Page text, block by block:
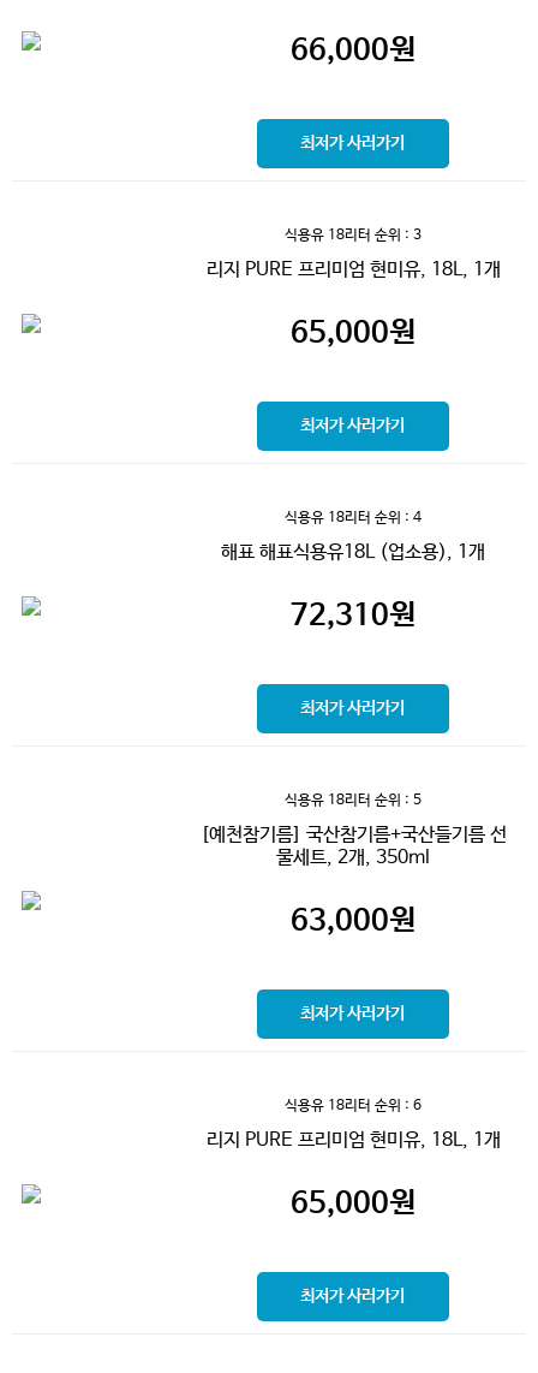
66,000원
최저가 사러가기
식용유 18리터 순위 : 3
리지 PURE 프리미엄 현미유, 18L, 1개
65,000원
최저가 사러가기
식용유 18리터 순위 : 4
해표 해표식용유18L (업소용), 1개
72,310원
최저가 사러가기
식용유 18리터 순위 : 5
[예천참기름] 국산참기름+국산들기름 선
물세트, 2개, 350ml
63,000원
최저가 사러가기
식용유 18리터 순위 : 6
리지 PURE 프리미엄 현미유, 18L, 1개
65,000원
최저가 사러가기